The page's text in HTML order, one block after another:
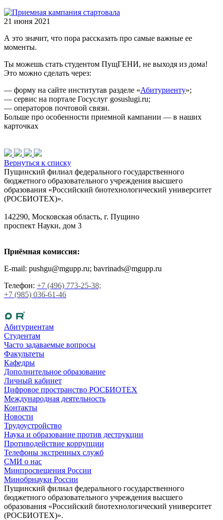
21 июня 2021
А это значит, что пора рассказать про самые важные ее
моменты.
Ты можешь стать студентом ПущГЕНИ, не выходя из дома!
Это можно сделать через:
— форму на сайте институтав разделе «Абитуриенту»;
— сервис на портале Госуслуг gosuslugi.ru;
— операторов почтовой связи.
Больше про особенности приемной кампании — в наших
карточках
Вернуться к списку
Пущинский филиал федерального государственного
бюджетного образовательного учреждения высшего
образования «Российский биотехнологический университет
(РОСБИОТЕХ)».
142290, Московская область, г. Пущино
проспект Науки, дом 3
Приёмная комиссия:
E-mail: pushgu@mgupp.ru; bavrinads@mgupp.ru
Телефон: +7 (496) 773-25-38;
+7 (985) 036-61-46
Абитуриентам
Студентам
Часто задаваемые вопросы
Факультеты
Кафедры
Дополнительное образование
Личный кабинет
Цифровое пространство РОСБИОТЕХ
Международная деятельность
Контакты
Новости
Трудоустройство
Наука и образование против деструкции
Противодействие коррупции
Телефоны экстренных служб
СМИ о нас
Минпросвещения России
Минобрнауки России
Пущинский филиал федерального государственного
бюджетного образовательного учреждения высшего
образования «Российский биотехнологический университет
(РОСБИОТЕХ)».